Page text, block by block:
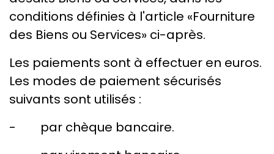
conditions définies à l'article «Fourniture
des Biens ou Services» ci-après.
Les paiements sont à effectuer en euros.
Les modes de paiement sécurisés
suivants sont utilisés :
- par chèque bancaire.